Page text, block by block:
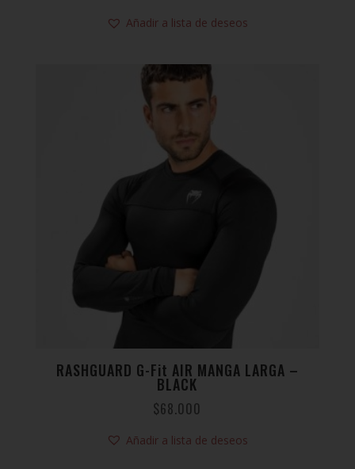
Añadir a lista de deseos
RASHGUARD G-Fit AIR MANGA LARGA –
BLACK
$68.000
Añadir a lista de deseos